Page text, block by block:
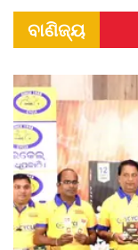
ବାଣିଜ୍ୟ